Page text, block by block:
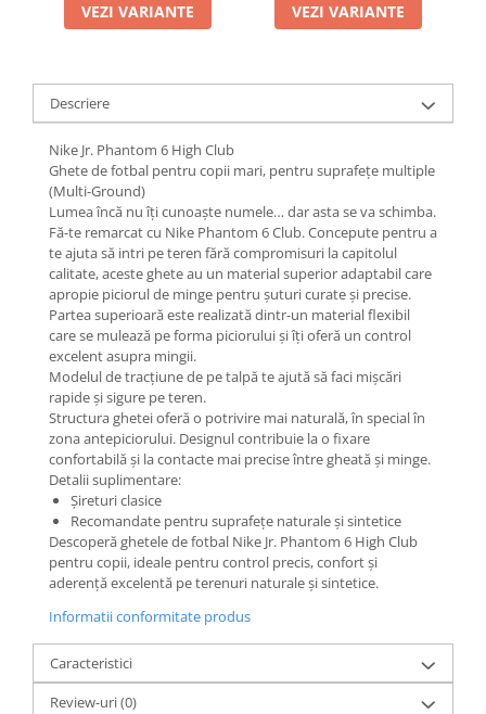
VEZI VARIANTE VEZI VARIANTE
Descriere
Nike Jr. Phantom 6 High Club
Ghete de fotbal pentru copii mari, pentru suprafețe multiple
(Multi-Ground)
Lumea încă nu îți cunoaște numele… dar asta se va schimba.
Fă-te remarcat cu Nike Phantom 6 Club. Concepute pentru a
te ajuta să intri pe teren fără compromisuri la capitolul
calitate, aceste ghete au un material superior adaptabil care
apropie piciorul de minge pentru șuturi curate și precise.
Partea superioară este realizată dintr-un material flexibil
care se mulează pe forma piciorului și îți oferă un control
excelent asupra mingii.
Modelul de tracțiune de pe talpă te ajută să faci mișcări
rapide și sigure pe teren.
Structura ghetei oferă o potrivire mai naturală, în special în
zona antepiciorului. Designul contribuie la o fixare
confortabilă și la contacte mai precise între gheată și minge.
Detalii suplimentare:
Șireturi clasice
Recomandate pentru suprafețe naturale și sintetice
Descoperă ghetele de fotbal Nike Jr. Phantom 6 High Club
pentru copii, ideale pentru control precis, confort și
aderență excelentă pe terenuri naturale și sintetice.
Informatii conformitate produs
Caracteristici
Review-uri(0)